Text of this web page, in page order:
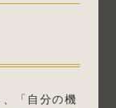
「自分の機